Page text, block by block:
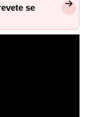
se